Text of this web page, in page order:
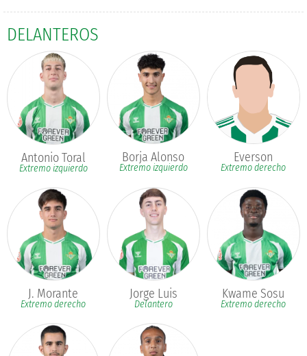
DELANTEROS
Antonio Toral
Extremo izquierdo
Borja Alonso
Extremo izquierdo
Everson
Extremo derecho
J. Morante
Extremo derecho
Jorge Luis
Delantero
Kwame Sosu
Extremo derecho